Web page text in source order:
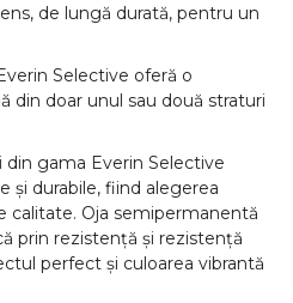
de lungă durată, pentru un
Selective oferă o
din doar unul sau două straturi
din gama Everin Selective
și durabile, fiind alegerea
calitate. Oja semipermanentă
prin rezistență și rezistență
perfect și culoarea vibrantă